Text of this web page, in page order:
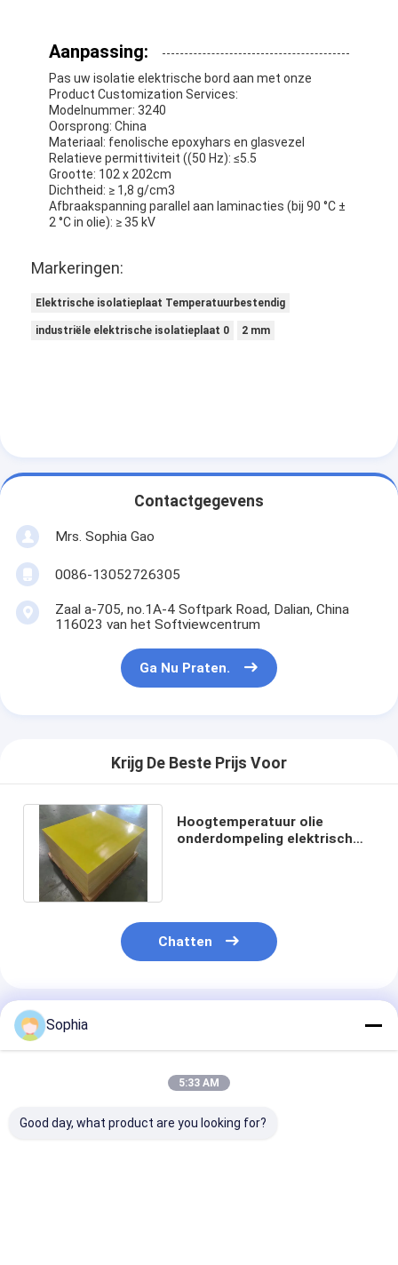
Aanpassing:
Pas uw isolatie elektrische bord aan met onze
Product Customization Services:
Modelnummer: 3240
Oorsprong: China
Materiaal: fenolische epoxyhars en glasvezel
Relatieve permittiviteit ((50 Hz): ≤5.5
Grootte: 102 x 202cm
Dichtheid: ≥ 1,8 g/cm3
Afbraakspanning parallel aan laminacties (bij 90 °C ±
2 °C in olie): ≥ 35 kV
Markeringen:
Elektrische isolatieplaat Temperatuurbestendig
industriële elektrische isolatieplaat 0 2 mm
Contactgegevens
Mrs. Sophia Gao
0086-13052726305
Zaal a-705, no.1A-4 Softpark Road, Dalian, China
116023 van het Softviewcentrum
Ga Nu Praten.
Krijg De Beste Prijs Voor
Hoogtemperatuur olie
onderdompeling elektrisch
Chatten
Geadviseerde Producten
Sophia
5:33 AM
Good day, what product are you looking for?